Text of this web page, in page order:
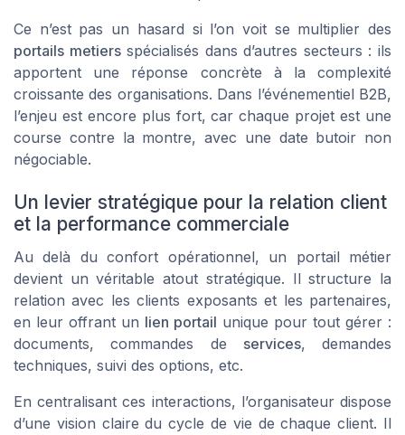
Ce n’est pas un hasard si l’on voit se multiplier des
portails metiersspécialisés dans d’autres secteurs : ils
apportent une réponse concrète à la complexité
croissante des organisations. Dans l’événementiel B2B,
l’enjeu est encore plus fort, car chaque projet est une
course contre la montre, avec une date butoir non
négociable.
Un levier stratégique pour la relation client
et la performance commerciale
Au delà du confort opérationnel, un portail métier
devient un véritable atout stratégique. Il structure la
relation avec les clients exposants et les partenaires,
en leur offrant un lien portail unique pour tout gérer :
documents, commandes de services, demandes
techniques, suivi des options, etc.
En centralisant ces interactions, l’organisateur dispose
d’une vision claire du cycle de vie de chaque client. Il